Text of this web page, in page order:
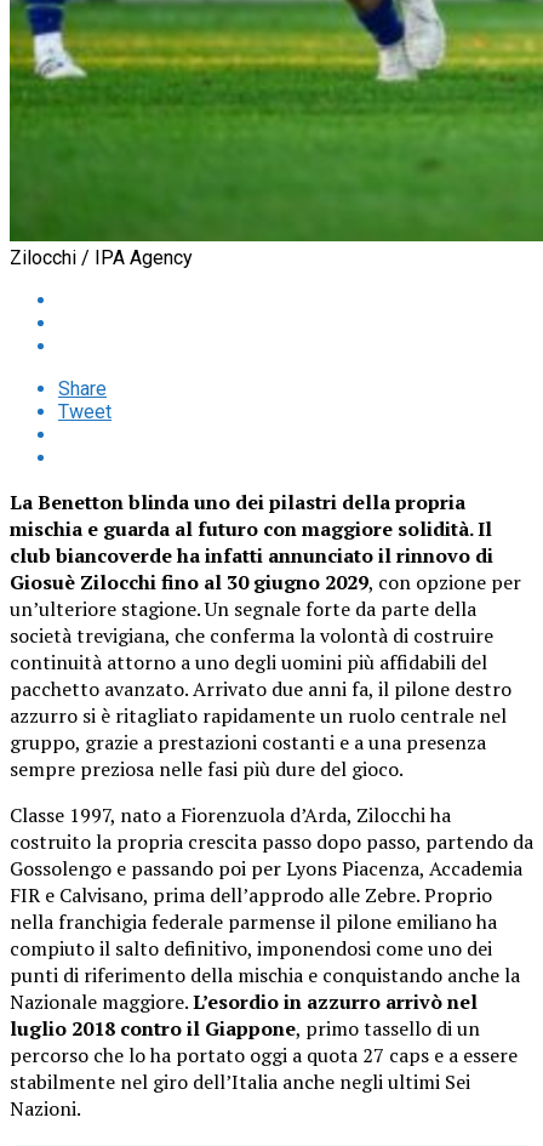
Zilocchi / IPA Agency
Share
Tweet
La Benetton blinda uno dei pilastri della propria
mischia e guarda al futuro con maggiore solidità. Il
club biancoverde ha infatti annunciato il rinnovo di
Giosuè Zilocchi fino al 30 giugno 2029, con opzione per
un’ulteriore stagione. Un segnale forte da parte della
società trevigiana, che conferma la volontà di costruire
continuità attorno a uno degli uomini più affidabili del
pacchetto avanzato. Arrivato due anni fa, il pilone destro
azzurro si è ritagliato rapidamente un ruolo centrale nel
gruppo, grazie a prestazioni costanti e a una presenza
sempre preziosa nelle fasi più dure del gioco.
Classe 1997, nato a Fiorenzuola d’Arda, Zilocchi ha
costruito la propria crescita passo dopo passo, partendo da
Gossolengo e passando poi per Lyons Piacenza, Accademia
FIR e Calvisano, prima dell’approdo alle Zebre. Proprio
nella franchigia federale parmense il pilone emiliano ha
compiuto il salto definitivo, imponendosi come uno dei
punti di riferimento della mischia e conquistando anche la
Nazionale maggiore.L’esordio in azzurro arrivò nel
luglio 2018 contro il Giappone, primo tassello di un
percorso che lo ha portato oggi a quota 27 caps e a essere
stabilmente nel giro dell’Italia anche negli ultimi Sei
Nazioni.